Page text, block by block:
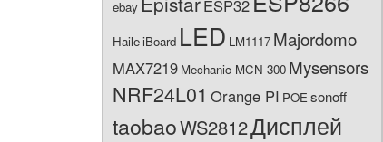
ebay ESP32
HaileiBoard LED LM1117 Majordomo
MAX7219 Mechanic MCN-300 Mysensors
NRF24L01 Orange PI POEsonoff
taobaoWS2812Дисплей